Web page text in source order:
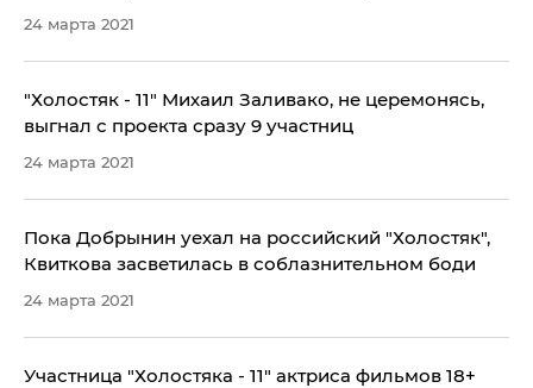
24 марта 2021
"Холостяк - 11" Михаил Заливако, не церемонясь,
выгнал с проекта сразу 9 участниц
24 марта 2021
Пока Добрынин уехал на российский "Холостяк",
Квиткова засветилась в соблазнительном боди
24 марта 2021
Участница "Холостяка - 11" актриса фильмов 18+